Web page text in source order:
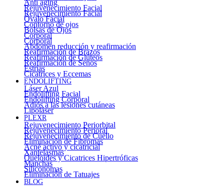
Anti aging
Rejuvenecimiento Facial
Rejuvenecimiento Facial
Óvalo Facial
Contorno de ojos
Bolsas de Ojos
Corporal
Corporal
Abdomen reducción y reafirmación
Reafirmación de Brazos
Reafirmación de Glúteos
Reafirmación de Senos
Estrías
Cicatrices y Eccemas
ENDOLIFTING
Láser Azul
Endolifting Facial
Endolifting Corporal
Adiós a las lesiones cutáneas
Lipoláser
PLEXR
Rejuvenecimiento Periorbital
Rejuvenecimiento Perioral
Rejuvenecimiento de Cuello
Eliminación de Fibromas
Acné activo y cicatricial
Xantelasmas
Queloides y Cicatrices Hipertróficas
Manchas
Siliconomas
Eliminación de Tatuajes
BLOG